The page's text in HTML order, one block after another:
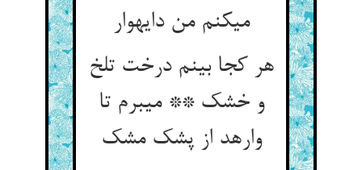
می‏کنم من دایه‏وار
هر کجا بینم درخت تلخ
و خشک ** می‏برم تا
وارهد از پشک مشک‏